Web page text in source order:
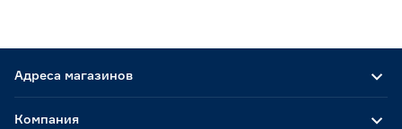
Адреса магазинов
Компания